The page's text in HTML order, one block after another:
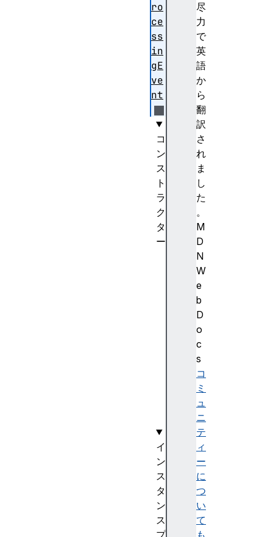
尽
力
で
英
語
か
ら
翻
訳
さ
れ
ま
し
た
。
M
D
N
W
e
b
D
o
c
s
コ
ミ
ュ
ニ
テ
ィ
ー
に
つ
い
て
ro
ce
ss
in
gE
ve
nt
コ
ン
ス
ト
ラ
ク
タ
ー
イ
ン
ス
タ
ン
ス